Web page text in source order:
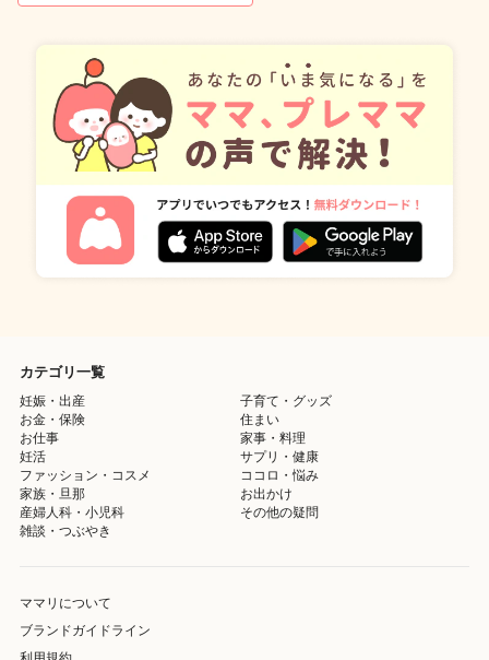
カテゴリ一覧
妊娠・出産
子育て・グッズ
お金・保険
住まい
お仕事
家事・料理
妊活
サプリ・健康
ファッション・コスメ
ココロ・悩み
家族・旦那
お出かけ
産婦人科・小児科
その他の疑問
雑談・つぶやき
ママリについて
ブランドガイドライン